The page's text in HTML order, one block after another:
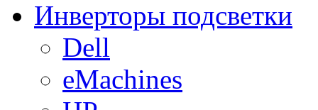
Инверторы подсветки
Dell
eMachines